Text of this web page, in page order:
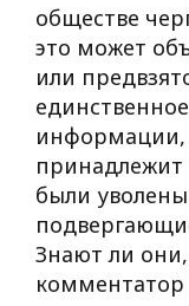
обществе
это может
или
информации,
принадлежит
были
Знают ли
комментатор